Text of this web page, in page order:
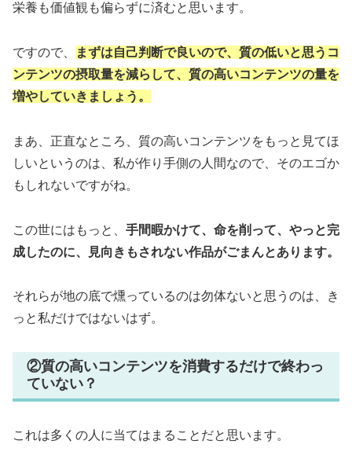
栄養も価値観も偏らずに済むと思います。
ですので、
まずは自己判断で良いので、質の低いと思うコ
ンテンツの摂取量を減らして、質の高いコンテンツの量を
増やしていきましょう。
まあ、正直なところ、質の高いコンテンツをもっと見てほ
しいというのは、私が作り手側の人間なので、そのエゴか
もしれないですがね。
この世にはもっと、 手間暇かけて、命を削って、やっと完
成したのに、見向きもされない作品がごまんとあります。
それらが地の底で燻っているのは勿体ないと思うのは、き
っと私だけではないはず。
②質の高いコンテンツを消費するだけで終わっ
ていない？
これは多くの人に当てはまることだと思います。